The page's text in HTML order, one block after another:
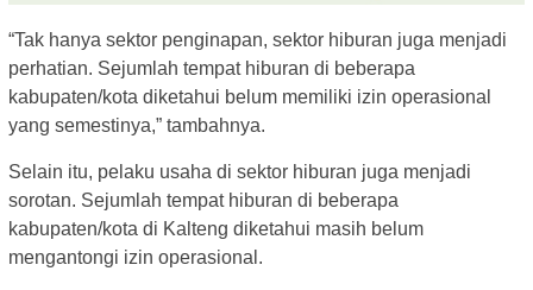
“Tak hanya sektor penginapan, sektor hiburan juga menjadi
perhatian. Sejumlah tempat hiburan di beberapa
kabupaten/kota diketahui belum memiliki izin operasional
yang semestinya,” tambahnya.
Selain itu, pelaku usaha di sektor hiburan juga menjadi
sorotan. Sejumlah tempat hiburan di beberapa
kabupaten/kota di Kalteng diketahui masih belum
mengantongi izin operasional.